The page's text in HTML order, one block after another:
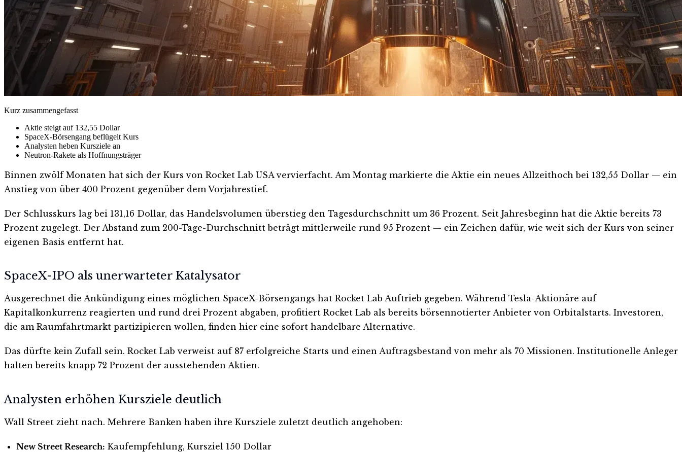
Kurz zusammengefasst
Aktie steigt auf 132,55 Dollar
SpaceX-Börsengang beflügelt Kurs
Analysten heben Kursziele an
Neutron-Rakete als Hoffnungsträger
Binnen zwölf Monaten hat sich der Kurs von Rocket Lab USA vervierfacht. Am Montag markierte die Aktie ein neues Allzeithoch bei 132,55 Dollar — ein
Anstieg von über 400 Prozent gegenüber dem Vorjahrestief.
Der Schlusskurs lag bei 131,16 Dollar, das Handelsvolumen überstieg den Tagesdurchschnitt um 36 Prozent. Seit Jahresbeginn hat die Aktie bereits 73
Prozent zugelegt. Der Abstand zum 200-Tage-Durchschnitt beträgt mittlerweile rund 95 Prozent — ein Zeichen dafür, wie weit sich der Kurs von seiner
eigenen Basis entfernt hat.
SpaceX-IPO als unerwarteter Katalysator
Ausgerechnet die Ankündigung eines möglichen SpaceX-Börsengangs hat Rocket Lab Auftrieb gegeben. Während Tesla-Aktionäre auf
Kapitalkonkurrenz reagierten und rund drei Prozent abgaben, profitiert Rocket Lab als bereits börsennotierter Anbieter von Orbitalstarts. Investoren,
die am Raumfahrtmarkt partizipieren wollen, finden hier eine sofort handelbare Alternative.
Das dürfte kein Zufall sein. Rocket Lab verweist auf 87 erfolgreiche Starts und einen Auftragsbestand von mehr als 70 Missionen. Institutionelle Anleger
halten bereits knapp 72 Prozent der ausstehenden Aktien.
Analysten erhöhen Kursziele deutlich
Wall Street zieht nach. Mehrere Banken haben ihre Kursziele zuletzt deutlich angehoben:
New Street Research: Kaufempfehlung, Kursziel 150 Dollar